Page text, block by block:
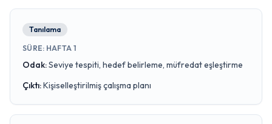
Tanılama
SÜRE: HAFTA 1
Odak:Seviye tespiti, hedef belirleme, müfredat eşleştirme
Çıktı:Kişiselleştirilmiş çalışma planı